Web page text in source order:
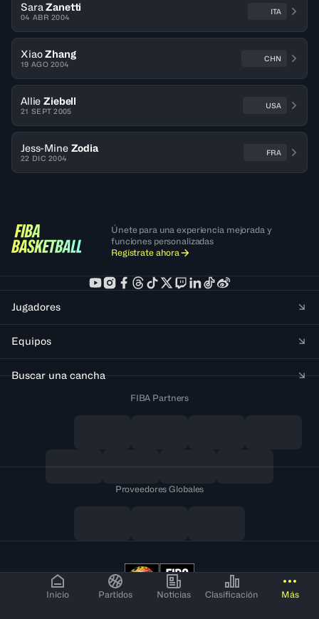
Inicio Partidos Noticias Clasificación Más
Sara Zanetti
04 ABR 2004
ITA
Xiao Zhang
19 AGO 2004
CHN
Allie Ziebell
21 SEPT 2005
USA
Jess-Mine Zodia
22 DIC 2004
FRA
Únete para una experiencia mejorada y
funciones personalizadas
Regístrate ahora
Jugadores
Equipos
Buscar una cancha
FIBA Partners
Proveedores Globales